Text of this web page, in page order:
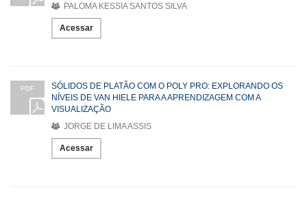
PALOMA KESSIA SANTOS SILVA
Acessar
PDF
SÓLIDOS DE PLATÃO COM O POLY PRO: EXPLORANDO OS
NÍVEIS DE VAN HIELE PARA A APRENDIZAGEM COM A
VISUALIZAÇÃO
JORGE DE LIMA ASSIS
Acessar